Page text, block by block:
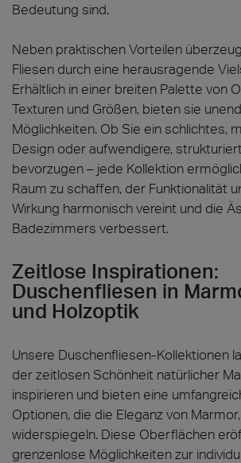
Bedeutung sind.
Neben praktischen Vorteilen
Fliesen durch eine herausragende
Erhältlich in einer breiten Palette von
Texturen und Größen, bieten sie
Möglichkeiten. Ob Sie ein schlichtes,
Design oder aufwendigere,
bevorzugen – jede Kollektion
Raum zu schaffen, der Funktionalität
Wirkung harmonisch vereint und die
Badezimmers verbessert.
Zeitlose Inspirationen:
Duschenfliesen in
und Holzoptik
Unsere Duschenfliesen-Kollektionen
der zeitlosen Schönheit natürlicher
inspirieren und bieten eine
Optionen, die die Eleganz von
widerspiegeln. Diese Oberflächen
grenzenlose Möglichkeiten zur